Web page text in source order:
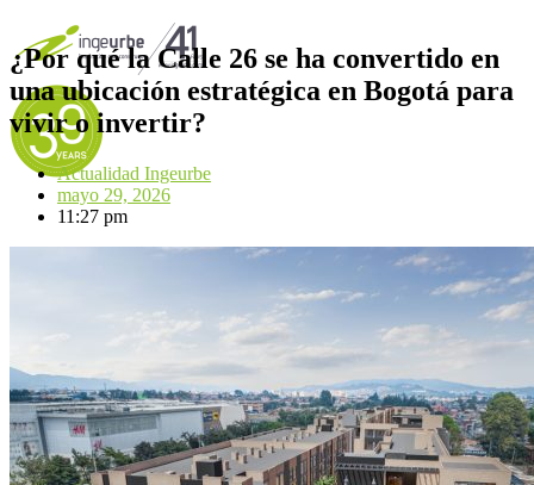
¿Por qué la Calle 26 se ha convertido en
una ubicación estratégica en Bogotá para
vivir o invertir?
Actualidad Ingeurbe
mayo 29, 2026
11:27 pm